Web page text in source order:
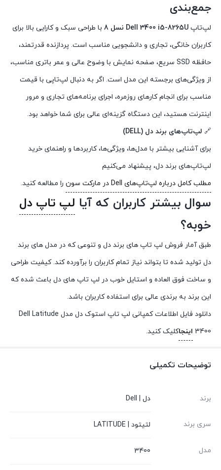
جمع‌بندی
لپ‌تاپ Dell 3400 i5-8265U نسل 8
با طراحی سبک و کارایی بالا برای
کاربران خانگی، تجاری و دانشجویی مناسب است. پردازنده قدرتمند،
حافظه SSD سریع، صفحه نمایش با وضوح عالی و عمر باتری مناسب،
از ویژگی‌های برجسته این مدل است. اگر به دنبال لپ‌تاپی با قیمت
مناسب برای انجام کارهای روزمره، اجرای برنامه‌های تجاری و مرور
اینترنت هستید، این دستگاه گزینه‌ای عالی برای شما خواهد بود.
🔗 لپ‌تاپ‌های برند دل (DELL)
برای آشنایی بیشتر با مدل‌ها، ویژگی‌ها، کاربردها و راهنمای خرید
لپ‌تاپ‌های برند دل، پیشنهاد می‌کنیم
مطلب کامل درباره لپ‌تاپ‌های Dell در مارکت سون
را مطالعه کنید.
سوال بیشتر کاربران که آیا لپ تاپ دل
خوبه؟
طبق آمار فروش لپ تاپ های برند دل و تنوعی که در مدل های برند
دل تولید شده تا بتواند نیاز تمام کاربران را برآورده کند. کیفیت طراحی
و ساخت فوق العاده و استایل خوب در لپ تاپ های دل باعث شده که
این برند به برندی عالی برای استفاده کاربران باشد.
دانلود فایل اطلاعات کمپانی لپ تاپ استوک دل مدل Dell Latitude
3400 اینجاکلیک کنید.
توضیحات تکمیلی
برند دل | Dell
سری برند لتیتود | LATITUDE
مدل 3400